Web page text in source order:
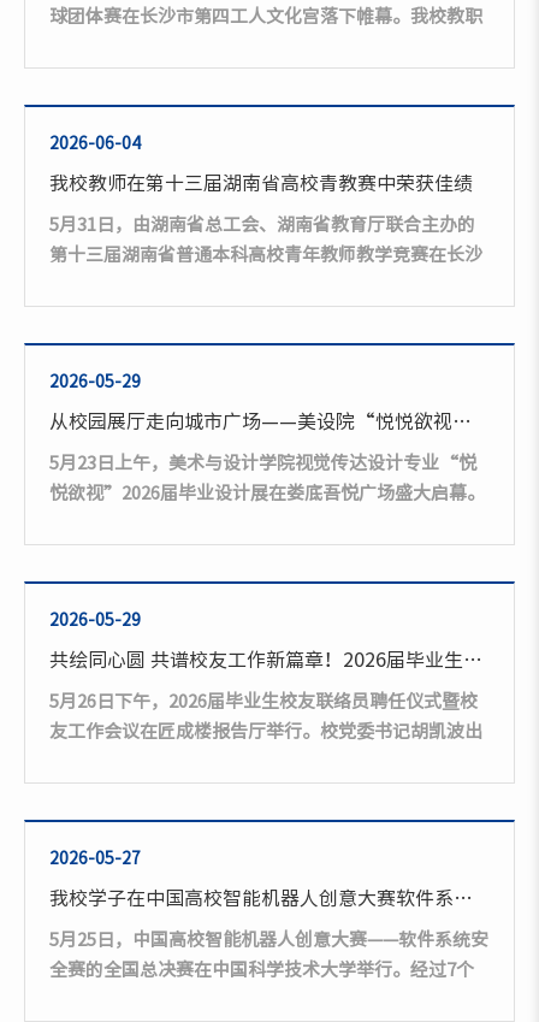
球团体赛在长沙市第四工人文化宫落下帷幕。我校教职
场、同台竞技。我校教职工代表队赛前积极备赛、刻苦
训练，以饱满的热情和昂扬的姿态奔赴赛场。赛场上，
每一次精准接球、凌厉扣杀、稳健防守，展现出扎实的
球技和顽强的斗志。...
2026-06-04
我校教师在第十三届湖南省高校青教赛中荣获佳绩
5月31日，由湖南省总工会、湖南省教育厅联合主办的
第十三届湖南省普通本科高校青年教师教学竞赛在长沙
双双荣获二等奖，充分展示了我校青年教师扎实的教学
功底和过硬的专业素养。陈芳老师在理科组现场决赛
场表现，赢得了评委的一致认可。王晶晶老师在文科组
决赛中，以深厚的人文底蕴、...
2026-05-29
从校园展厅走向城市广场——美设院“悦悦欲视”毕业设计展受市民好评
5月23日上午，美术与设计学院视觉传达设计专业“悦
悦欲视”2026届毕业设计展在娄底吾悦广场盛大启幕。
所付出的努力给予充分肯定。她表示，将毕业设计展办
在商场，不仅能够让学生们的设计接受市场检验，增强
文化盛宴，提升城市文化品位，彰显高校服务地方的责
任担当。美术与设计学院院长陆序彦感谢吾悦广场提供
的展示平台，...
2026-05-29
共绘同心圆 共谱校友工作新篇章！2026届毕业生校友联络员聘任仪式暨校友工作会议举行
5月26日下午，2026届毕业生校友联络员聘任仪式暨校
友工作会议在匠成楼报告厅举行。校党委书记胡凯波出
副校长陈勇主持。 会上，校友联络中心主任、教育
基金会理事长刘莉就近年来校友会基本情况、教育基金
副主任、教育基金会秘书长宣读《2026届校友联络员聘
任决定》《校友联络员工作职责》...
2026-05-27
我校学子在中国高校智能机器人创意大赛软件系统安全赛中斩获佳绩
5月25日，中国高校智能机器人创意大赛——软件系统安
全赛的全国总决赛在中国科学技术大学举行。经过7个